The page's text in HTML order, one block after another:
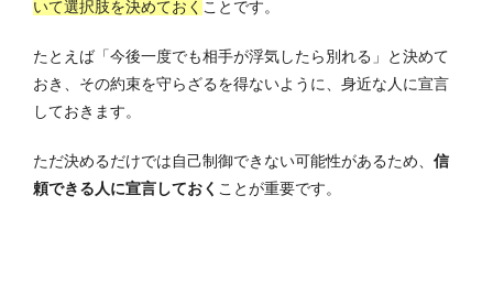
いて選択肢を決めておく ことです。
たとえば「今後一度でも相手が浮気したら別れる」と決めて
おき、その約束を守らざるを得ないように、身近な人に宣言
しておきます。
ただ決めるだけでは自己制御できない可能性があるため、 信
頼できる人に宣言しておく ことが重要です。